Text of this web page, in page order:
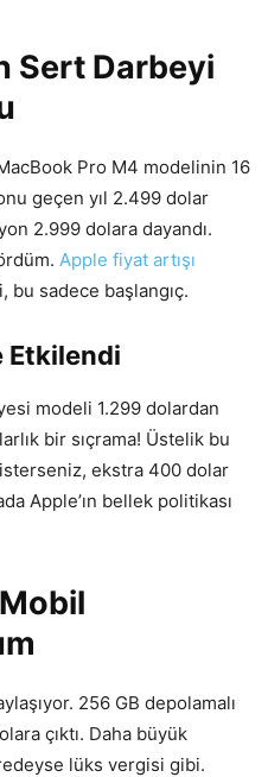
Sert Darbeyi
Pro M4 modelinin 16
geçen yıl 2.499 dolar
2.999 dolara dayandı.
Apple fiyat artışı
bu sadece başlangıç.
Etkilendi
modeli 1.299 dolardan
bir sıçrama! Üstelik bu
ekstra 400 dolar
Apple’ın bellek politikası
256 GB depolamalı
çıktı. Daha büyük
lüks vergisi gibi.